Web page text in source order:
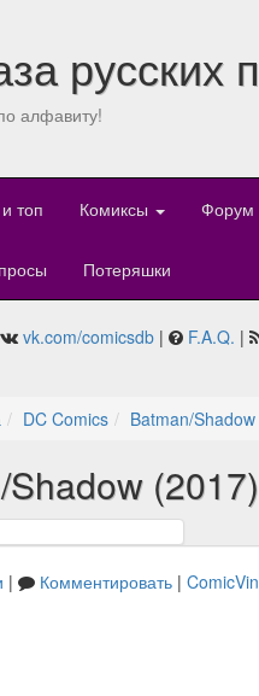
русских
алфавиту!
топ Комиксы Форум
Потеряшки
vk.com/comicsdb | F.A.Q. |
DC Comics Batman/
Shadow
| Комментировать |